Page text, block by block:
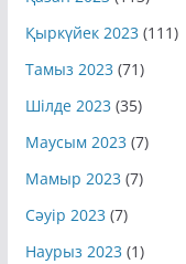
Қыркүйек 2023 (111)
Тамыз 2023 (71)
Шілде 2023 (35)
Маусым 2023 (7)
Мамыр 2023 (7)
Сәуір 2023 (7)
Наурыз 2023 (1)